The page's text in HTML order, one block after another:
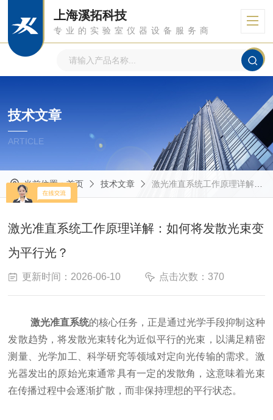
上海溪拓科技
专业的实验室仪器设备服务商
技术文章
ARTICLE
当前位置：首页 技术文章 激光准直系统工作原理详解：如何将发散光束变为平行光？
激光准直系统工作原理详解：如何将发散光束变
为平行光？
更新时间：2026-06-10 点击次数：370
激光准直系统的核心任务，正是通过光学手段抑制这种
发散趋势，将发散光束转化为近似平行的光束，以满足精密
测量、光学加工、科学研究等领域对定向光传输的需求。激
光器发出的原始光束通常具有一定的发散角，这意味着光束
在传播过程中会逐渐扩散，而非保持理想的平行状态。